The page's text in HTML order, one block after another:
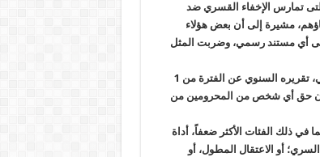
التى تمارس الإخفاء القسري ضد
مشيرة إلى أن بعض هؤلاء
أي مستند رسمي، وضربت المثل
وناقش الفريق المعني بالاعتقال التعسفي، في جلسته التي عقدت الثلاثاء الماضي، تقريره السنوي عن الفترة من 1
حق أي شخص من المحرومين من
في ذلك الفئات الأكثر ضعفاً، أداة
أو الاعتقال المطول، أو